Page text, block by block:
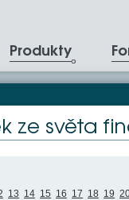
Produkty
ze světa
13 14 15 16 17 18 19